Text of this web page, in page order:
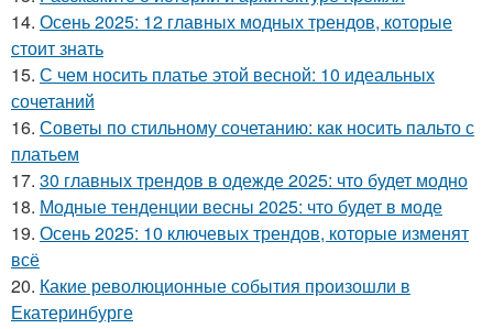
14. Осень 2025: 12 главных модных трендов, которые
стоит знать
15. С чем носить платье этой весной: 10 идеальных
сочетаний
16. Советы по стильному сочетанию: как носить пальто с
платьем
17. 30 главных трендов в одежде 2025: что будет модно
18. Модные тенденции весны 2025: что будет в моде
19. Осень 2025: 10 ключевых трендов, которые изменят
всё
20. Какие революционные события произошли в
Екатеринбурге